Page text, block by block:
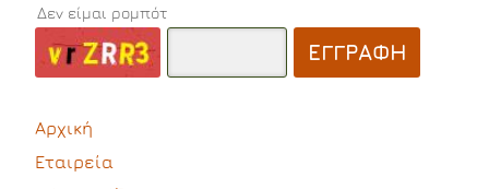
Δεν είμαι ρομπότ
ΕΓΓΡΑΦΗ
Αρχική
Εταιρεία